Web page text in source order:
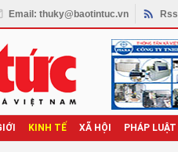
Email: thuky@baotintuc.vn Rss
KINH TẾ XÃ HỘI PHÁP LUẬT